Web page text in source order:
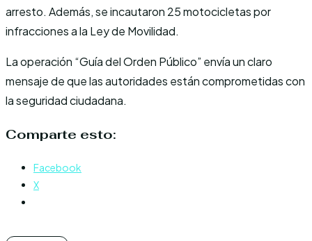
arresto. Además, se incautaron 25 motocicletas por
infracciones a la Ley de Movilidad.
La operación “Guía del Orden Público” envía un claro
mensaje de que las autoridades están comprometidas con
la seguridad ciudadana.
Comparte esto:
Facebook
X